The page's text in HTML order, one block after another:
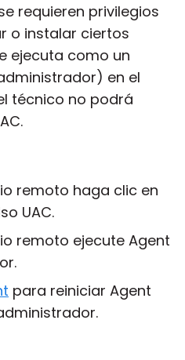
requieren privilegios
o instalar ciertos
ejecuta como un
en el
técnico no podrá
remoto haga clic en
UAC.
remoto ejecute Agent
para reiniciar Agent